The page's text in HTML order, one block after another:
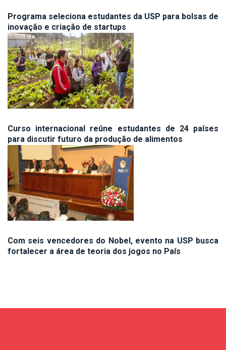
Programa seleciona estudantes da USP para bolsas de
inovação e criação de startups
Curso internacional reúne estudantes de 24 países
para discutir futuro da produção de alimentos
Com seis vencedores do Nobel, evento na USP busca
fortalecer a área de teoria dos jogos no País